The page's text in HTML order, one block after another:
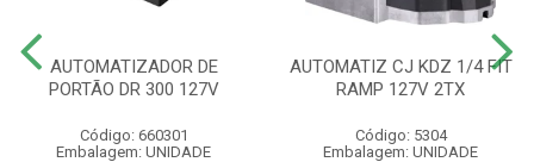
AUTOMATIZADOR DE
PORTÃO DR 300 127V
Código: 660301
Embalagem: UNIDADE
AUTOMATIZ CJ KDZ 1/4 FIT
RAMP 127V 2TX
Código: 5304
Embalagem: UNIDADE